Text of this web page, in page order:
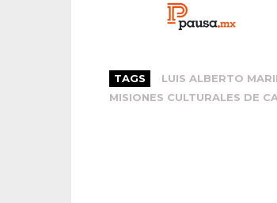
TAGS
LUIS ALBERTO
MISIONES CULTURALES DE